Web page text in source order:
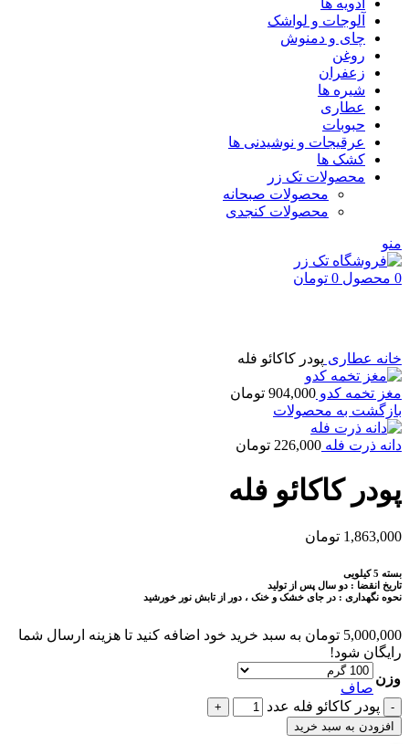
ادویه ها
آلوجات و لواشک
چای و دمنوش
روغن
زعفران
شیره ها
عطاری
حبوبات
عرقیجات و نوشیدنی ها
کشک ها
محصولات تک زر
محصولات صبحانه
محصولات کنجدی
منو
0 محصول 0 تومان
خانه عطاری پودر كاكائو فله
مغز تخمه كدو 904,000 تومان
بازگشت به محصولات
دانه ذرت فله 226,000 تومان
پودر كاكائو فله
1,863,000 تومان
بسته 5 کیلویی
تاریخ انقضا : دو سال پس از تولید
نحوه نگهداری : در جای خشک و خنک ، دور از تابش نور خورشید
5,000,000 تومان به سبد خرید خود اضافه کنید تا هزینه ارسال شما
رایگان شود!
وزن
صاف
پودر كاكائو فله عدد
افزودن به سبد خرید